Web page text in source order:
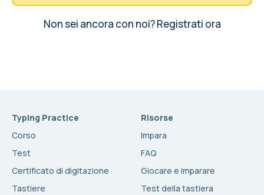
Non sei ancora con noi?Registrati ora
Typing Practice
Corso
Test
Certificato di digitazione
Tastiere
Risorse
Impara
FAQ
Giocare e imparare
Test della tastiera